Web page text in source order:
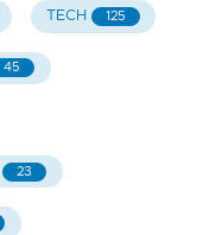
TECH 125
45
23